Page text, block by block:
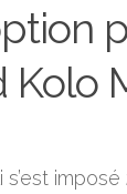
Kolo